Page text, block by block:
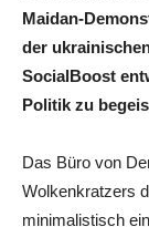
Maidan-
der
SocialBoost
Politik zu
Das Büro von
Wolkenkratzers
minimalistisch